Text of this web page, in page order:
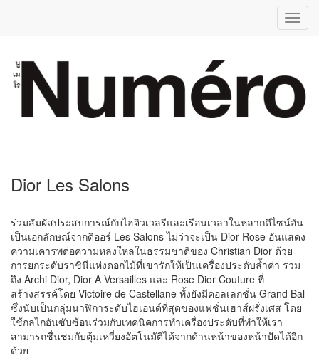
Dior Les Salons
ร่วมสัมผัสประสบการณ์กับไฮจิวเวลรีและเรือนเวลาในหลากดีไซน์อัน
เป็นเอกลักษณ์จากดิออร์ Les Salons ไม่ว่าจะเป็น Dior Rose อันแสดง
ความเคารพต่อความหลงใหลในธรรมชาติของ Christian Dior ด้วย
การยกระดับราชินีแห่งดอกไม้ที่เขารักให้เป็นเครื่องประดับล้ำค่า รวม
ถึง Archi Dior, Dior A Versailles และ Rose Dior Couture ที่
สร้างสรรค์โดย Victoire de Castellane ทั้งยังมีคอลเลกชั่น Grand Bal
ซึ่งนับเป็นกลุ่มนาฬิการะดับไฮเอนด์ที่สุดของแฟชั่นเฮาส์ฝรั่งเศส โดย
ใช้กลไกอันซับซ้อนร่วมกับเทคนิคการทำเครื่องประดับที่ทำให้เรา
สามารถชื่นชมกับตุ้มเหวี่ยงอัตโนมัติได้จากด้านหน้าของหน้าปัดได้อีก
ด้วย